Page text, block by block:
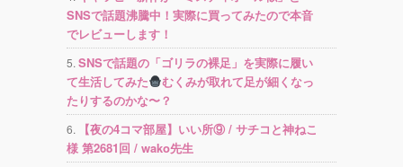
SNSで話題沸騰中！実際に買ってみたので本音
でレビューします！
SNSで話題の「ゴリラの裸足」を実際に履い
て生活してみた
むくみが取れて足が細くなっ
たりするのかな〜？
【夜の4コマ部屋】いい所⑨ / サチコと神ねこ
様 第2681回 / wako先生